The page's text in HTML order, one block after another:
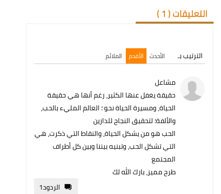
التعليقات (1
)
الترتيب بـ الأحدث الأقدم الملائم
مشاعل
حقيقة يغفل عنها الكثير، رغم أنها هي حقيقة
الحياة، ومسيرة الحياة نحو ؛ العالم المليء بالحب،
والألفة؛ لتحقيق النجاح للدارين
الحب هو من يشكل الحياة، والنقاط التي ذكرت، هي
التي تشكل الحب، وتبنيه بيننا وبين كل أطراف
المجتمع
طرح مميز، بارك الله لك
الردود1